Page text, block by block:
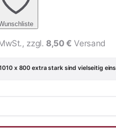
zzgl. 8,50 € Versand
x 800 extra stark sind vielseitig